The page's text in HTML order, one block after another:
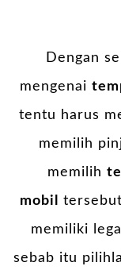
Dengan
mengenai
tentu harus
memilih
memilih
mobil
memiliki
sebab itu